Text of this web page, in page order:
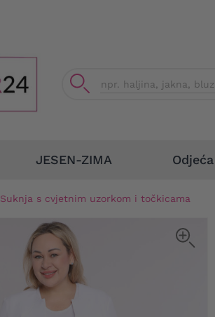
JESEN-ZIMA Odjeća
Suknja s cvjetnim uzorkom i točkicama